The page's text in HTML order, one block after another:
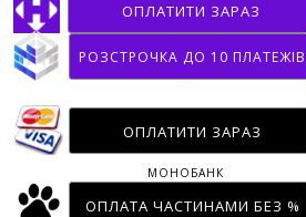
ОПЛАТИТИ ЗАРАЗ
РОЗСТРОЧКА ДО 10 ПЛАТЕЖІВ
ОПЛАТИТИ ЗАРАЗ
ОПЛАТА ЧАСТИНАМИ БЕЗ %
МОНОБАНК